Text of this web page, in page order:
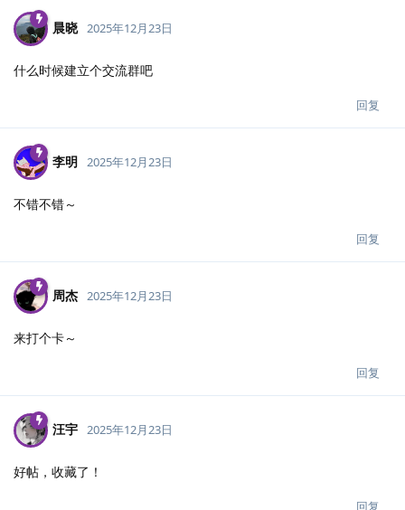
晨晓 2025年12月23日
什么时候建立个交流群吧
回复
李明 2025年12月23日
不错不错～
回复
周杰 2025年12月23日
来打个卡～
回复
汪宇 2025年12月23日
好帖，收藏了！
回复